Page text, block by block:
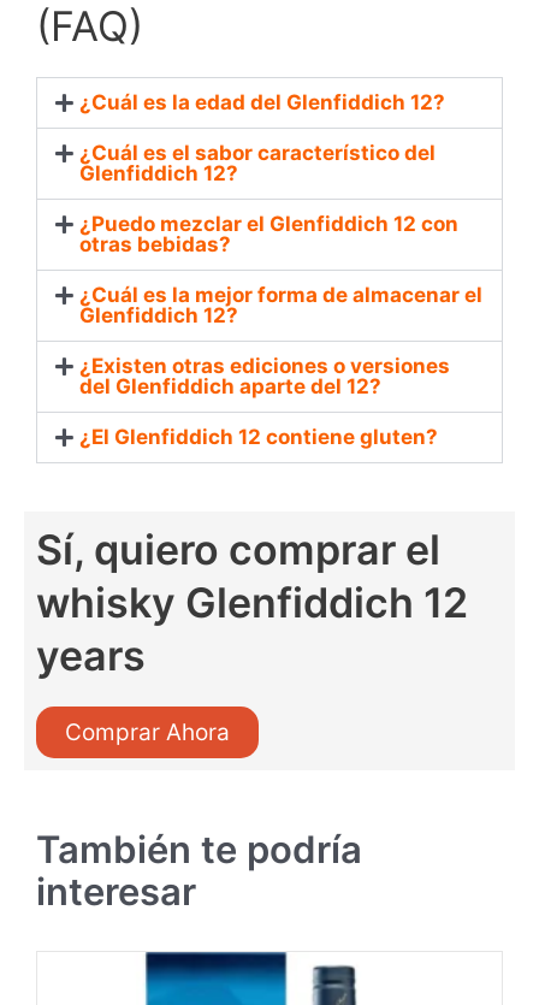
(FAQ)
¿Cuál es la edad del Glenfiddich 12?
¿Cuál es el sabor característico del
Glenfiddich 12?
¿Puedo mezclar el Glenfiddich 12 con
otras bebidas?
¿Cuál es la mejor forma de almacenar el
Glenfiddich 12?
¿Existen otras ediciones o versiones
del Glenfiddich aparte del 12?
¿El Glenfiddich 12 contiene gluten?
Sí, quiero comprar el
whisky Glenfiddich 12
years
Comprar Ahora
También te podría
interesar